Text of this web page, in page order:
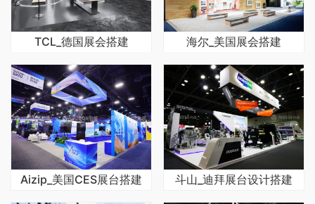
TCL_德国展会搭建 海尔_美国展会搭建
Aizip_美国CES展台搭建 斗山_迪拜展台设计搭建